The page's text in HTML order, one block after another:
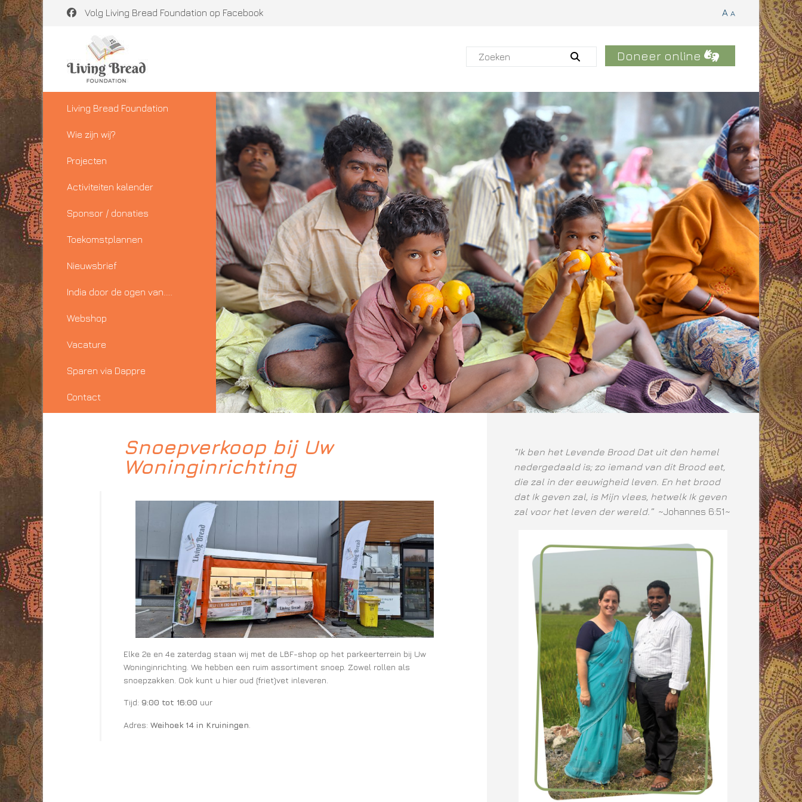
Volg Living Bread Foundation op Facebook A A
Doneer online
Living Bread Foundation
Wie zijn wij?
Projecten
Activiteiten kalender
Sponsor / donaties
Toekomstplannen
Nieuwsbrief
India door de ogen van…..
Webshop
Vacature
Sparen via Dappre
Contact
Snoepverkoop bij Uw
Woninginrichting
Elke 2e en 4e zaterdag staan wij met de LBF-shop op het parkeerterrein bij Uw
Woninginrichting. We hebben een ruim assortiment snoep. Zowel rollen als
snoepzakken. Ook kunt u hier oud (friet)vet inleveren.
Tijd: 9:00 tot 16:00 uur
Adres: Weihoek 14 in Kruiningen
“Ik ben het Levende Brood Dat uit den hemel
nedergedaald is; zo iemand van dit Brood eet,
die zal in der eeuwigheid leven. En het brood
dat Ik geven zal, is Mijn vlees, hetwelk Ik geven
zal voor het leven der wereld.” ~Johannes 6:51~